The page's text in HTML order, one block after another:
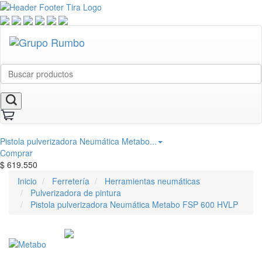
Pistola pulverizadora Neumática Metabo...
Comprar
$ 619.550
Inicio
Ferretería
Herramientas neumáticas
Pulverizadora de pintura
Pistola pulverizadora Neumática Metabo FSP 600 HVLP